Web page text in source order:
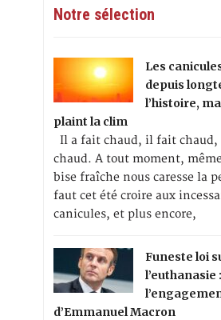
Notre sélection
Les
depuis
l’histoire,
plaint la clim
Il a fait chaud, il fait chaud,
chaud. A tout moment,
bise fraîche nous caresse la
faut cet été croire aux
canicules, et plus encore,
Funeste loi
l’euthanasie :
d’Emmanuel Macron